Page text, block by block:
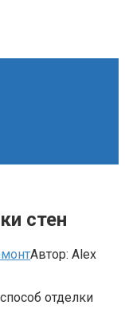
стен
Автор: Alex
отделки